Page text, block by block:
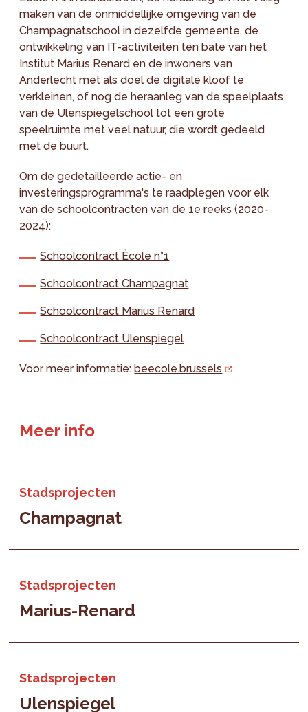
maken van de onmiddellijke omgeving van de
Champagnatschool in dezelfde gemeente, de
ontwikkeling van IT-activiteiten ten bate van het
Institut Marius Renard en de inwoners van
Anderlecht met als doel de digitale kloof te
verkleinen, of nog de heraanleg van de speelplaats
van de Ulenspiegelschool tot een grote
speelruimte met veel natuur, die wordt gedeeld
met de buurt.
Om de gedetailleerde actie- en
investeringsprogramma's te raadplegen voor elk
van de schoolcontracten van de 1e reeks (2020-
2024):
Schoolcontract École n°1
Schoolcontract Champagnat
Schoolcontract Marius Renard
Schoolcontract Ulenspiegel
Voor meer informatie:beecole.brussels
Meer info
Stadsprojecten
Champagnat
Stadsprojecten
Marius-Renard
Stadsprojecten
Ulenspiegel